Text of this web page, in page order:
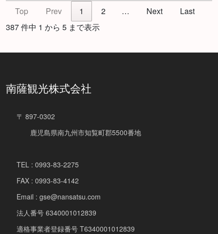
Top Prev 1 2 … Next
Last
387 件中 1 から 5 まで表示
南薩観光株式会社
〒 897-0302
鹿児島県南九州市知覧町郡5500番地
TEL : 0993-83-2275
FAX : 0993-83-4142
Email : gse@nansatsu.com
法人番号 6340001012839
適格事業者登録番号 T6340001012839